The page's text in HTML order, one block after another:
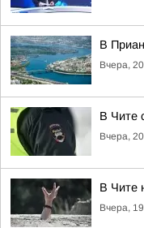
В
Вчера,
В Чите
Вчера,
В Чите
Вчера,